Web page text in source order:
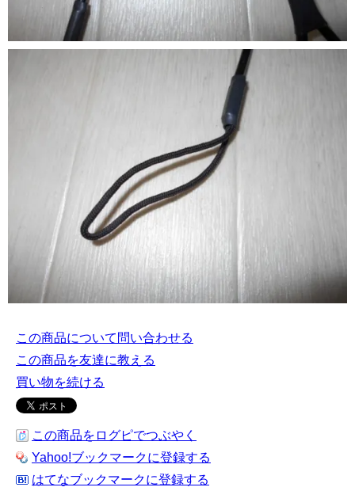
この商品について問い合わせる
この商品を友達に教える
買い物を続ける
この商品をログピでつぶやく
Yahoo!ブックマークに登録する
はてなブックマークに登録する